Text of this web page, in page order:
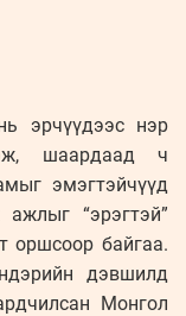
эрчүүдээс нэр
шаардаад ч
эмэгтэйчүүд
“эрэгтэй”
оршсоор байгаа.
дэвшилд
Монгол